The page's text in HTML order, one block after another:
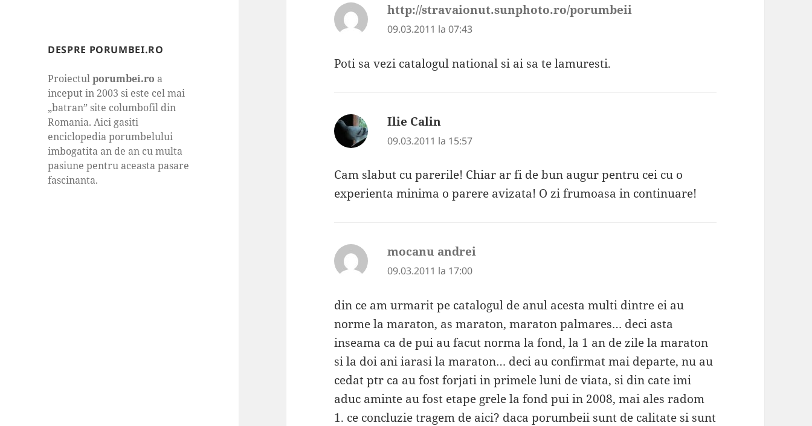
DESPRE PORUMBEI.RO
Proiectulporumbei.ro a
inceput in 2003 si este cel mai
„batran” site columbofil din
Romania. Aici gasiti
enciclopedia porumbelului
imbogatita an de an cu multa
pasiune pentru aceasta pasare
fascinanta.
http://stravaionut.sunphoto.ro/porumbeii
09.03.2011 la 07:43
Poti sa vezi catalogul national si ai sa te lamuresti.
Ilie Calin
09.03.2011 la 15:57
Cam slabut cu parerile! Chiar ar fi de bun augur pentru cei cu o
experienta minima o parere avizata! O zi frumoasa in continuare!
mocanu andrei
09.03.2011 la 17:00
din ce am urmarit pe catalogul de anul acesta multi dintre ei au
norme la maraton, as maraton, maraton palmares… deci asta
inseama ca de pui au facut norma la fond, la 1 an de zile la maraton
si la doi ani iarasi la maraton… deci au confirmat mai departe, nu au
cedat ptr ca au fost forjati in primele luni de viata, si din cate imi
aduc aminte au fost etape grele la fond pui in 2008, mai ales radom
1. ce concluzie tragem de aici? daca porumbeii sunt de calitate si sunt